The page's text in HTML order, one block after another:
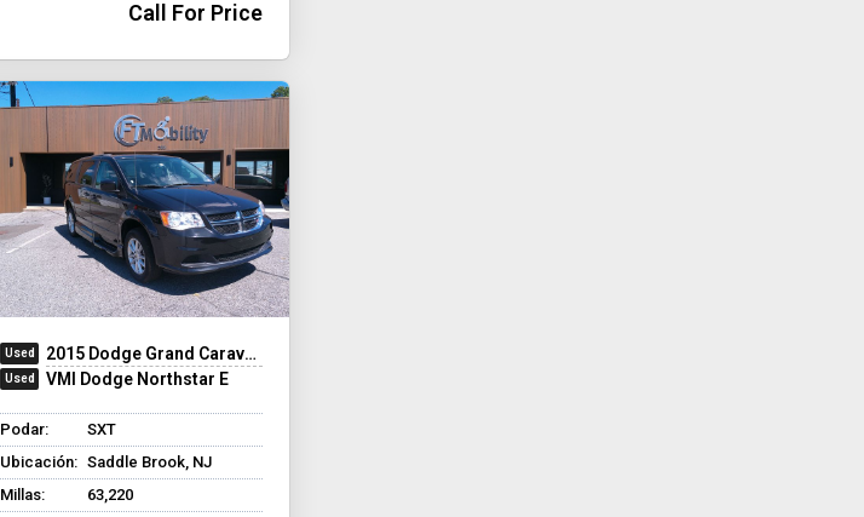
Call For Price
2015 Dodge Grand Caravan
VMI Dodge Northstar E
Podar:
SXT
Ubicación: Saddle Brook, NJ
Millas:
63,220